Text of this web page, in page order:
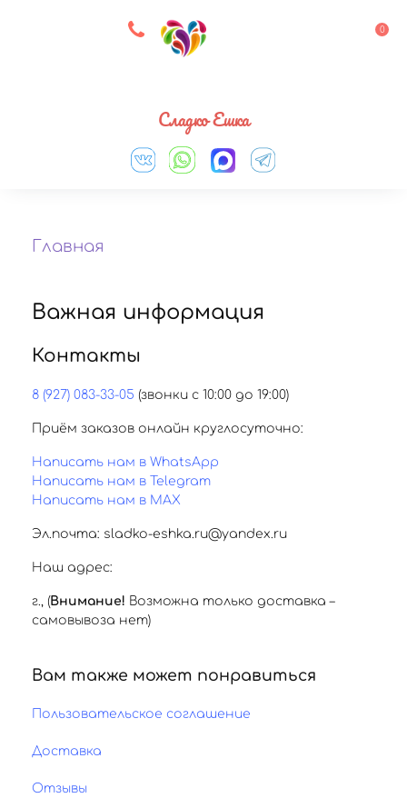
8 927 083 33 05 0
Сладко Ешка
Главная
Важная информация
Контакты
8 (927) 083-33-05 (звонки с 10:00 до 19:00)
Приём заказов онлайн круглосуточно:
Написать нам в WhatsApp
Написать нам в Telegram
Написать нам в MAX
Эл.почта: sladko-eshka.ru@yandex.ru
Наш адрес:
г. , (Внимание! Возможна только доставка –
самовывоза нет)
Вам также может понравиться
Пользовательское соглашение
Доставка
Отзывы